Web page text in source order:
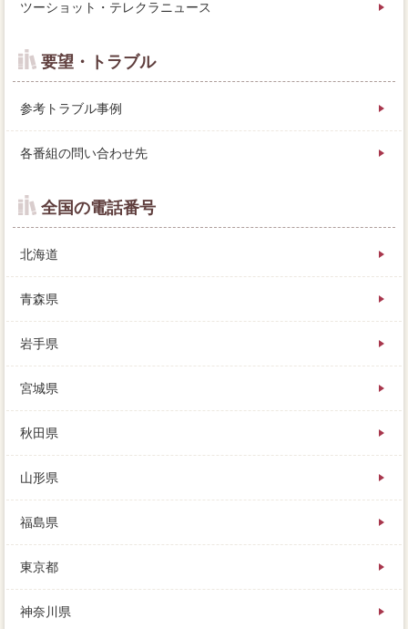
ツーショット・テレクラニュース
要望・トラブル
参考トラブル事例
各番組の問い合わせ先
全国の電話番号
北海道
青森県
岩手県
宮城県
秋田県
山形県
福島県
東京都
神奈川県